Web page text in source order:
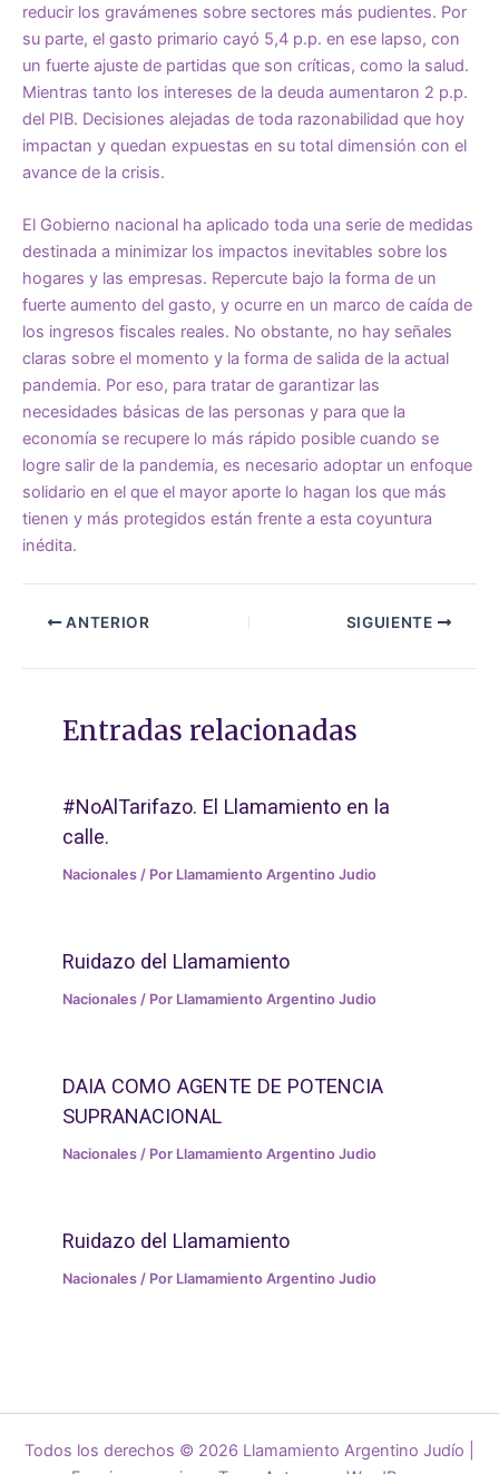
reducir los gravámenes sobre sectores más pudientes. Por
su parte, el gasto primario cayó 5,4 p.p. en ese lapso, con
un fuerte ajuste de partidas que son críticas, como la salud.
Mientras tanto los intereses de la deuda aumentaron 2 p.p.
del PIB. Decisiones alejadas de toda razonabilidad que hoy
impactan y quedan expuestas en su total dimensión con el
avance de la crisis.
El Gobierno nacional ha aplicado toda una serie de medidas
destinada a minimizar los impactos inevitables sobre los
hogares y las empresas. Repercute bajo la forma de un
fuerte aumento del gasto, y ocurre en un marco de caída de
los ingresos fiscales reales. No obstante, no hay señales
claras sobre el momento y la forma de salida de la actual
pandemia. Por eso, para tratar de garantizar las
necesidades básicas de las personas y para que la
economía se recupere lo más rápido posible cuando se
logre salir de la pandemia, es necesario adoptar un enfoque
solidario en el que el mayor aporte lo hagan los que más
tienen y más protegidos están frente a esta coyuntura
inédita.
ANTERIOR SIGUIENTE
Entradas relacionadas
#NoAlTarifazo. El Llamamiento en la
calle.
Nacionales / Por Llamamiento Argentino Judio
Ruidazo del Llamamiento
Nacionales / Por Llamamiento Argentino Judio
DAIA COMO AGENTE DE POTENCIA
SUPRANACIONAL
Nacionales / Por Llamamiento Argentino Judio
Ruidazo del Llamamiento
Nacionales / Por Llamamiento Argentino Judio
Todos los derechos © 2026 Llamamiento Argentino Judío |